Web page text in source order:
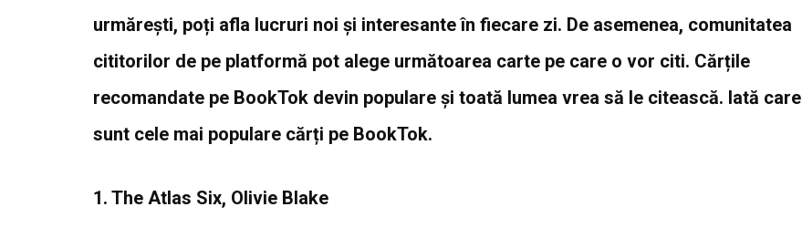
urmărești, poți afla lucruri noi și interesante în fiecare zi. De asemenea, comunitatea
cititorilor de pe platformă pot alege următoarea carte pe care o vor citi. Cărțile
recomandate pe BookTok devin populare și toată lumea vrea să le citească. Iată care
sunt cele mai populare cărți pe BookTok.
1. The Atlas Six, Olivie Blake